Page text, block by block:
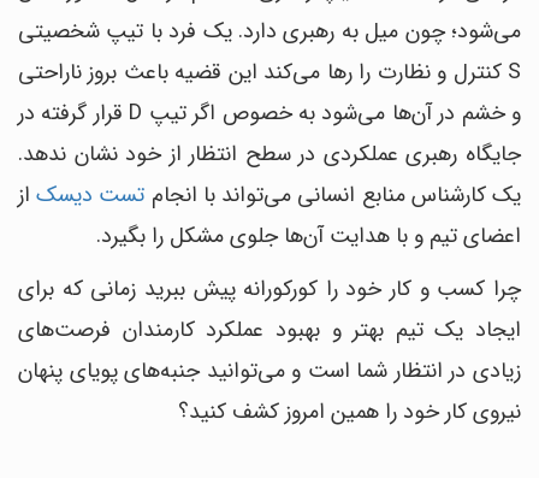
می‌شود؛ چون میل به رهبری دارد. یک فرد با تیپ شخصیتی
S کنترل و نظارت را رها می‌کند این قضیه باعث بروز ناراحتی
و خشم در آن‌ها می‌شود به خصوص اگر تیپ D قرار گرفته در
جایگاه رهبری عملکردی در سطح انتظار از خود نشان ندهد.
یک کارشناس منابع انسانی می‌تواند با انجام تست دیسکاز
اعضای تیم و با هدایت آن‌ها جلوی مشکل را بگیرد.
چرا کسب و کار خود را کورکورانه پیش ببرید زمانی که برای
ایجاد یک تیم بهتر و بهبود عملکرد کارمندان فرصت‌های
زیادی در انتظار شما است و می‌توانید جنبه‌های پویای پنهان
نیروی کار خود را همین امروز کشف کنید؟